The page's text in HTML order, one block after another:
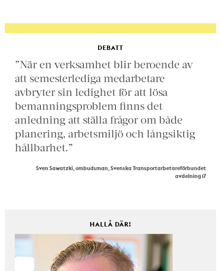
DEBATT
”När en verksamhet blir beroende av
att semesterlediga medarbetare
avbryter sin ledighet för att lösa
bemanningsproblem finns det
anledning att ställa frågor om både
planering, arbetsmiljö och långsiktig
hållbarhet.”
Sven Sawatzki, ombudsman, Svenska Transportarbetareförbundet
avdelning 17
HALLÅ DÄR!